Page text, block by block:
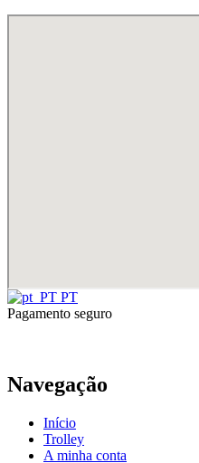
PT
Pagamento seguro
Navegação
Início
Trolley
A minha conta